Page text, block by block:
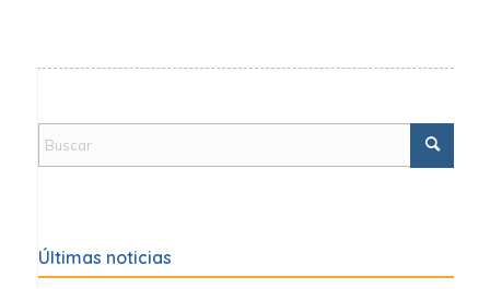
Últimas noticias